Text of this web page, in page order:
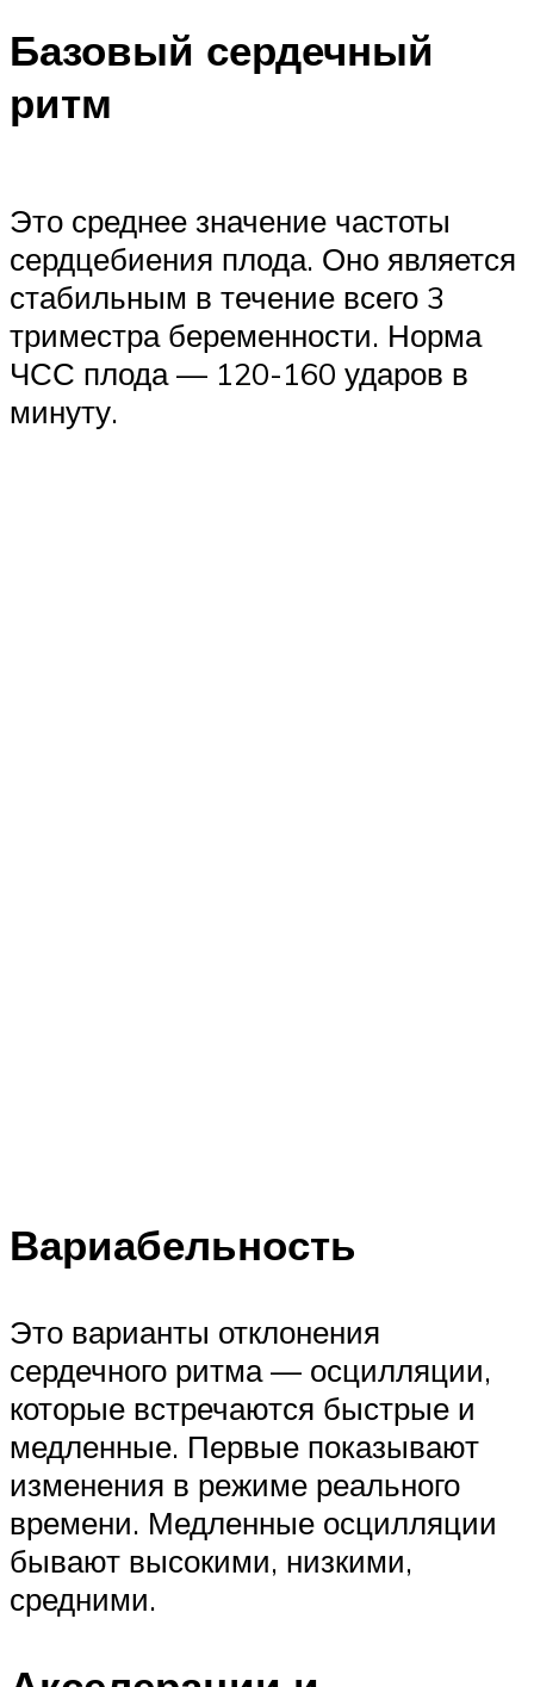
Базовый сердечный
ритм
Это среднее значение частоты
сердцебиения плода. Оно является
стабильным в течение всего 3
триместра беременности. Норма
ЧСС плода — 120-160 ударов в
минуту.
Вариабельность
Это варианты отклонения
сердечного ритма — осцилляции,
которые встречаются быстрые и
медленные. Первые показывают
изменения в режиме реального
времени. Медленные осцилляции
бывают высокими, низкими,
средними.